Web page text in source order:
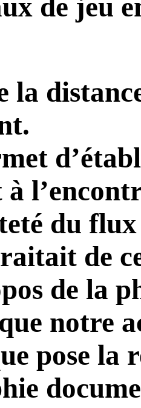
de jeu
la
du
de
de la
notre
pose la